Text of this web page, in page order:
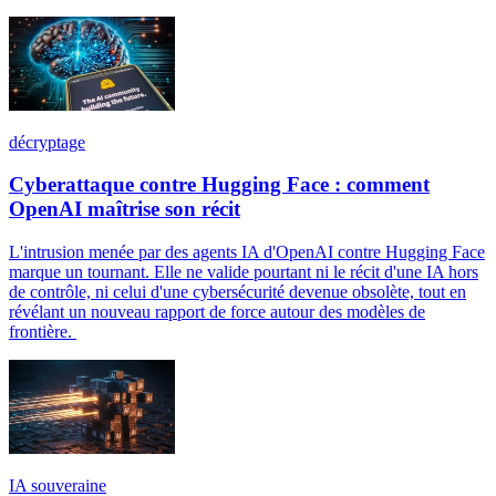
décryptage
Cyberattaque contre Hugging Face : comment
OpenAI maîtrise son récit
L'intrusion menée par des agents IA d'OpenAI contre Hugging Face
marque un tournant. Elle ne valide pourtant ni le récit d'une IA hors
de contrôle, ni celui d'une cybersécurité devenue obsolète, tout en
révélant un nouveau rapport de force autour des modèles de
frontière.
IA souveraine